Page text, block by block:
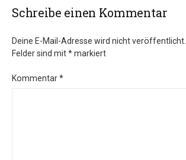
Schreibe einen Kommentar
Deine E-Mail-Adresse wird nicht veröffentlicht.
Felder sind mit*markiert
Kommentar*